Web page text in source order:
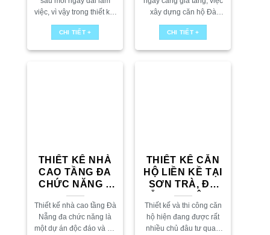
việc, vì vậy trong thiết kế,
yếu tố công năng luôn
cần được đặt lên hàng
CHI TIẾT +
xây dựng căn hộ Đà
Nẵng với thiết kế thông
minh là yếu tố quan trọng
CHI TIẾT +
THIẾT KẾ NHÀ
CAO TẦNG ĐA
CHỨC NĂNG –
SHOWROOM,
VĂN PHÒNG,
NHÀ Ở
Thiết kế nhà cao tầng Đà
Nẵng đa chức năng là
một dự án độc đáo và đa
THIẾT KẾ CĂN
HỘ LIỀN KỀ TẠI
SƠN TRÀ, ĐÀ
NẴNG – “TÔ GIA
APARTMENT”
Thiết kế và thi công căn
hộ hiện đang được rất
nhiều chủ đâu tư quan